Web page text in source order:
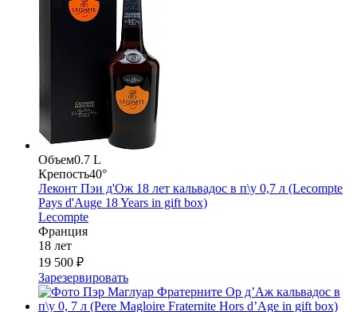
Объем0.7 L
Крепость40°
Леконт Пэи д'Ож 18 лет кальвадос в п\у 0,7 л (Lecompte
Pays d'Auge 18 Years in gift box)
Lecompte
Франция
18 лет
19 500 ₽
Зарезервировать